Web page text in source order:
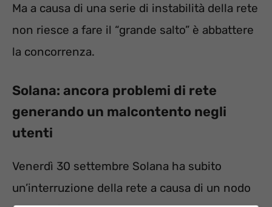
Ma a causa di una serie di instabilità della rete
non riesce a fare il “grande salto” è abbattere
la concorrenza.
Solana: ancora problemi di rete
generando un malcontento negli
utenti
Venerdì 30 settembre Solana ha subito
un’interruzione della rete a causa di un nodo